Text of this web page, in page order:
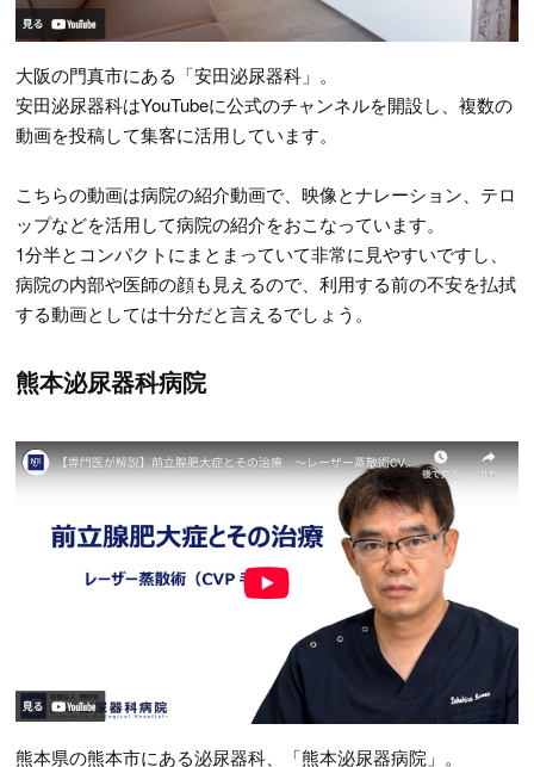
大阪の門真市にある「安田泌尿器科」。
安田泌尿器科はYouTubeに公式のチャンネルを開設し、複数の
動画を投稿して集客に活用しています。
こちらの動画は病院の紹介動画で、映像とナレーション、テロ
ップなどを活用して病院の紹介をおこなっています。
1分半とコンパクトにまとまっていて非常に見やすいですし、
病院の内部や医師の顔も見えるので、利用する前の不安を払拭
する動画としては十分だと言えるでしょう。
熊本泌尿器科病院
熊本県の熊本市にある泌尿器科、「熊本泌尿器病院」。